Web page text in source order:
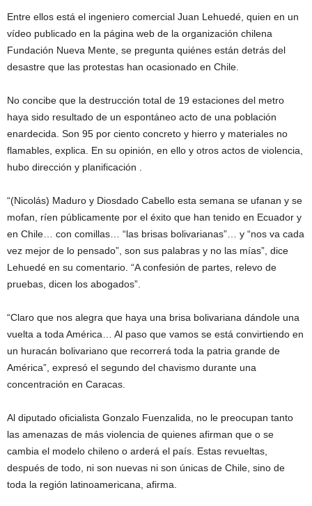
Entre ellos está el ingeniero comercial Juan Lehuedé, quien en un
vídeo publicado en la página web de la organización chilena
Fundación Nueva Mente, se pregunta quiénes están detrás del
desastre que las protestas han ocasionado en Chile.
No concibe que la destrucción total de 19 estaciones del metro
haya sido resultado de un espontáneo acto de una población
enardecida. Son 95 por ciento concreto y hierro y materiales no
flamables, explica. En su opinión, en ello y otros actos de violencia,
hubo dirección y planificación .
“(Nicolás) Maduro y Diosdado Cabello esta semana se ufanan y se
mofan, ríen públicamente por el éxito que han tenido en Ecuador y
en Chile… con comillas… “las brisas bolivarianas”… y “nos va cada
vez mejor de lo pensado”, son sus palabras y no las mías”, dice
Lehuedé en su comentario. “A confesión de partes, relevo de
pruebas, dicen los abogados”.
“Claro que nos alegra que haya una brisa bolivariana dándole una
vuelta a toda América… Al paso que vamos se está convirtiendo en
un huracán bolivariano que recorrerá toda la patria grande de
América”, expresó el segundo del chavismo durante una
concentración en Caracas.
Al diputado oficialista Gonzalo Fuenzalida, no le preocupan tanto
las amenazas de más violencia de quienes afirman que o se
cambia el modelo chileno o arderá el país. Estas revueltas,
después de todo, ni son nuevas ni son únicas de Chile, sino de
toda la región latinoamericana, afirma.